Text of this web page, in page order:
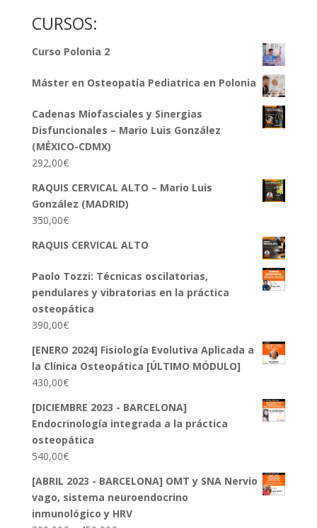
CURSOS:
Curso Polonia 2
Máster en Osteopatía Pediatrica en Polonia
Cadenas Miofasciales y Sinergias
Disfuncionales – Mario Luis González
(MÉXICO-CDMX)
292,00€
RAQUIS CERVICAL ALTO – Mario Luis
González (MADRID)
350,00€
RAQUIS CERVICAL ALTO
Paolo Tozzi: Técnicas oscilatorias,
pendulares y vibratorias en la práctica
osteopática
390,00€
[ENERO 2024] Fisiología Evolutiva Aplicada a
la Clínica Osteopática [ÚLTIMO MÓDULO]
430,00€
[DICIEMBRE 2023 - BARCELONA]
Endocrinología integrada a la práctica
osteopática
540,00€
[ABRIL 2023 - BARCELONA] OMT y SNA Nervio
vago, sistema neuroendocrino
inmunológico y HRV